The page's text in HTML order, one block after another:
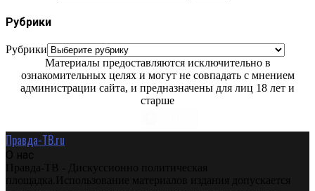
Рубрики
Рубрики
Материалы предоставляются исключительно в
ознакомительных целях и могут не совпадать с мнением
администрации сайта, и предназначены для лиц 18 лет и
старше
Правда-ТВ.ru
О нас
Правда-ТВ - Дискуссионно политическая
площадка.Использование материалов издания допускается